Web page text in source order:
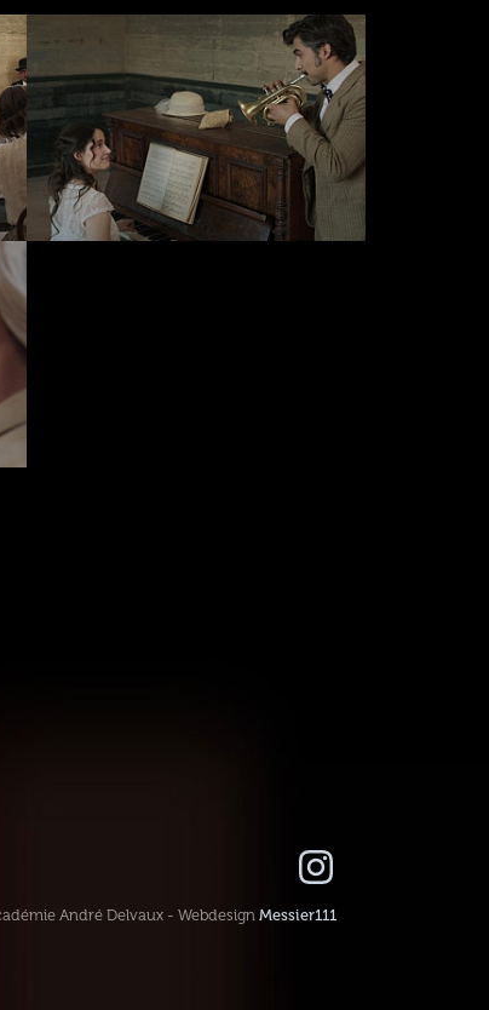
André Delvaux - WebdesignMessier111